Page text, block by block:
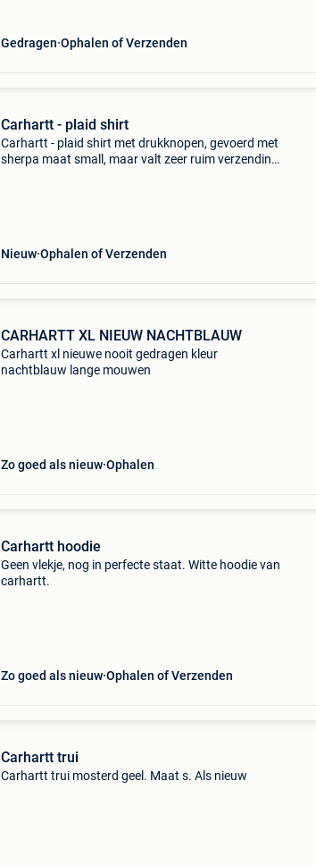
Gedragen Ophalen of Verzenden
Carhartt - plaid shirt
Carhartt - plaid shirt met drukknopen, gevoerd met
sherpa maat small, maar valt zeer ruim verzending
Nieuw Ophalen of Verzenden
CARHARTT XL NIEUW NACHTBLAUW
Carhartt xl nieuwe nooit gedragen kleur
nachtblauw lange mouwen
Zo goed als nieuw Ophalen
Carhartt hoodie
Geen vlekje, nog in perfecte staat. Witte hoodie van
carhartt.
Zo goed als nieuw Ophalen of Verzenden
Carhartt trui
Carhartt trui mosterd geel. Maat s. Als nieuw